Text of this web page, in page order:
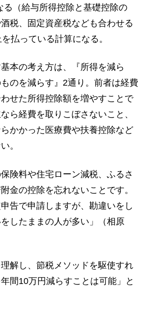
る（給与所得控除と基礎控除の
税、固定資産税なども合わせる
払っている計算になる。
基本の考え方は、『所得を減ら
のを減らす』2通り。前者は経費
せた所得控除額を増やすことで
ら経費を取りこぼさないこと、
かかった医療費や扶養控除など
。
険料や住宅ローン減税、ふるさ
金の控除を忘れないことです。
告で申請しますが、勘違いをし
したままの人が多い」（相原
解し、節税メソッドを駆使すれ
間10万円減らすことは可能」と